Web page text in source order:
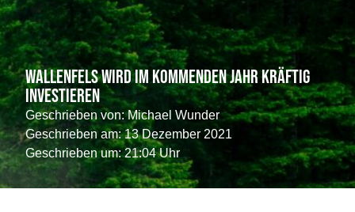
Wallenfels wird im kommenden Jahr kräftig
investieren
Geschrieben von:Michael Wunder
Geschrieben am: 13 Dezember 2021
Geschrieben um: 21:04 Uhr